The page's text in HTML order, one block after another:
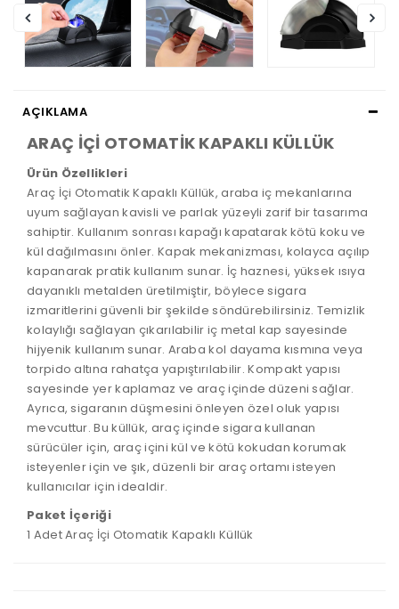
AÇIKLAMA
ARAÇ İÇİ OTOMATİK KAPAKLI KÜLLÜK
Ürün Özellikleri
Araç İçi Otomatik Kapaklı Küllük, araba iç mekanlarına
uyum sağlayan kavisli ve parlak yüzeyli zarif bir tasarıma
sahiptir. Kullanım sonrası kapağı kapatarak kötü koku ve
kül dağılmasını önler. Kapak mekanizması, kolayca açılıp
kapanarak pratik kullanım sunar. İç haznesi, yüksek ısıya
dayanıklı metalden üretilmiştir, böylece sigara
izmaritlerini güvenli bir şekilde söndürebilirsiniz. Temizlik
kolaylığı sağlayan çıkarılabilir iç metal kap sayesinde
hijyenik kullanım sunar. Araba kol dayama kısmına veya
torpido altına rahatça yapıştırılabilir. Kompakt yapısı
sayesinde yer kaplamaz ve araç içinde düzeni sağlar.
Ayrıca, sigaranın düşmesini önleyen özel oluk yapısı
mevcuttur. Bu küllük, araç içinde sigara kullanan
sürücüler için, araç içini kül ve kötü kokudan korumak
isteyenler için ve şık, düzenli bir araç ortamı isteyen
kullanıcılar için idealdir.
Paket İçeriği
1 Adet Araç İçi Otomatik Kapaklı Küllük